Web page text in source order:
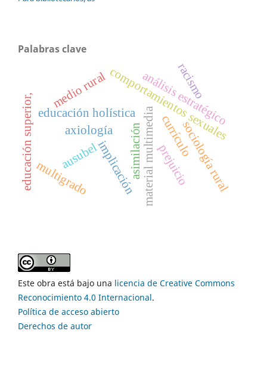
Palabras clave
currículo
implicación
axiología material multimedia
comportamientos sexuales
educación holística análisis estratégico
educación superior, asimilación
racismo
prejuicio
ausubel
medio rural
sociología rural
multigrado
Este obra está bajo una licencia de Creative Commons
Reconocimiento 4.0 Internacional.
Política de acceso abierto
Derechos de autor